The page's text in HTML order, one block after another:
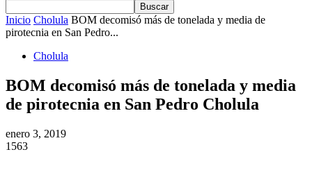
Inicio Cholula BOM decomisó más de tonelada y media de
pirotecnia en San Pedro...
Cholula
BOM decomisó más de tonelada y media
de pirotecnia en San Pedro Cholula
enero 3, 2019
1563